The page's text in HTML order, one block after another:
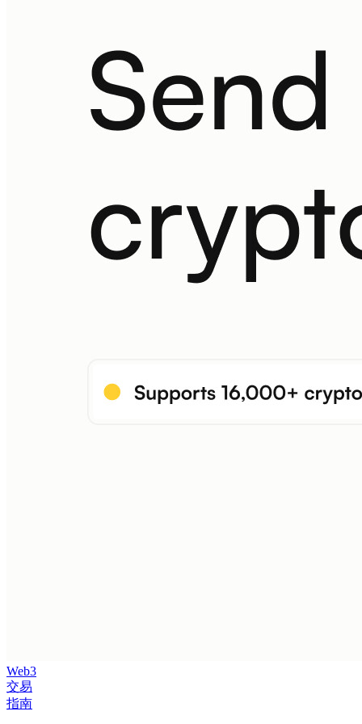
Web3
交易
指南